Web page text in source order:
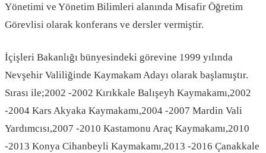
Yönetimi ve Yönetim Bilimleri alanında Misafir Öğretim
Görevlisi olarak konferans ve dersler vermiştir.
İçişleri Bakanlığı bünyesindeki görevine 1999 yılında
Nevşehir Valiliğinde Kaymakam Adayı olarak başlamıştır.
Sırası ile;2002 -2002 Kırıkkale Balışeyh Kaymakamı,2002
-2004 Kars Akyaka Kaymakamı,2004 -2007 Mardin Vali
Yardımcısı,2007 -2010 Kastamonu Araç Kaymakamı,2010
-2013 Konya Cihanbeyli Kaymakamı,2013 -2016 Çanakkale